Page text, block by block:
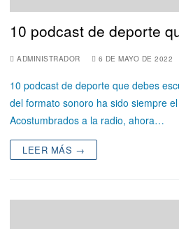
10 podcast de deporte
ADMINISTRADOR 6 DE MAYO DE 2022
10 podcast de deporte que debes
del formato sonoro ha sido siempre
Acostumbrados a la radio, ahora…
LEER MÁS →